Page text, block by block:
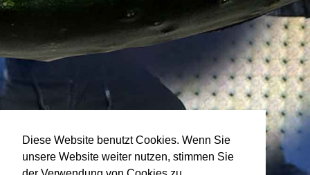
Diese Website benutzt Cookies. Wenn Sie
unsere Website weiter nutzen, stimmen Sie